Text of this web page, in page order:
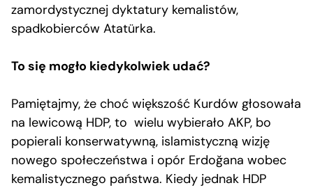
zamordystycznej dyktatury kemalistów,
spadkobierców Atatürka.
To się mogło kiedykolwiek udać?
Pamiętajmy, że choć większość Kurdów głosowała
na lewicową HDP, to wielu wybierało AKP, bo
popierali konserwatywną, islamistyczną wizję
nowego społeczeństwa i opór Erdoğana wobec
kemalistycznego państwa. Kiedy jednak HDP